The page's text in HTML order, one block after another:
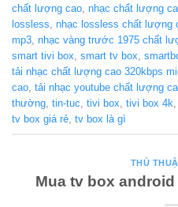
chất lượng cao, nhạc chất lượng
lossless, nhạc lossless chất lượng
mp3, nhạc vàng trước 1975 chất
smart tivi box, smart tv box,
tải nhạc chất lượng cao 320kbps
cao, tải nhạc youtube chất lượng
thường, tin-tuc, tivi box, tivi box 4k,
tv box giá rẻ, tv box là gì
THỦ
Mua tv box